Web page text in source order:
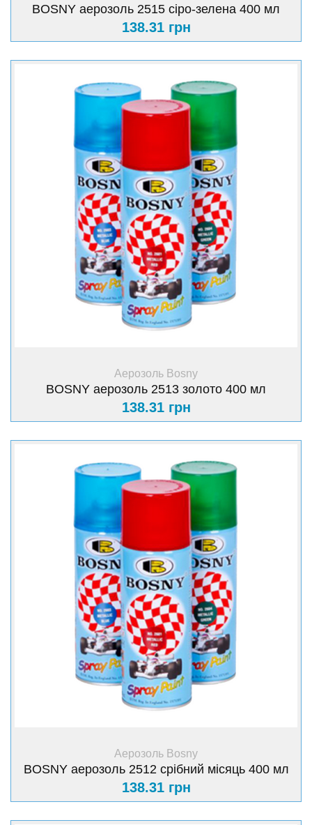
BOSNY аерозоль 2515 сіро-зелена 400 мл
138.31 грн
+ Купити
Аерозоль Bosny
BOSNY аерозоль 2513 золото 400 мл
138.31 грн
+ Купити
Аерозоль Bosny
BOSNY аерозоль 2512 срібний місяць 400 мл
138.31 грн